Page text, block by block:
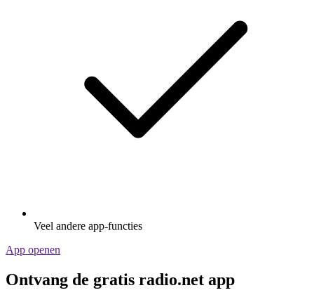
Veel andere app-functies
App openen
Ontvang de gratis radio.net app